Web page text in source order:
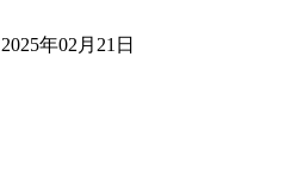
2025年02月21日